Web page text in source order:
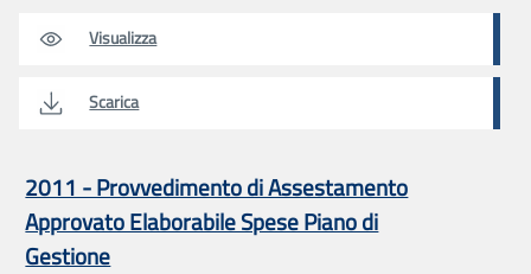
Visualizza
Scarica
2011 - Provvedimento di Assestamento
Approvato Elaborabile Spese Piano di
Gestione